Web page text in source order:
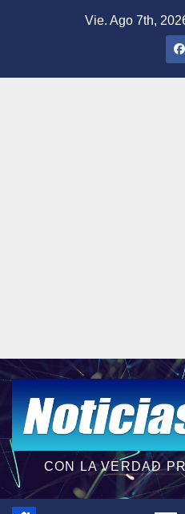
Vie. Ago 7th,
CON LA VERDAD